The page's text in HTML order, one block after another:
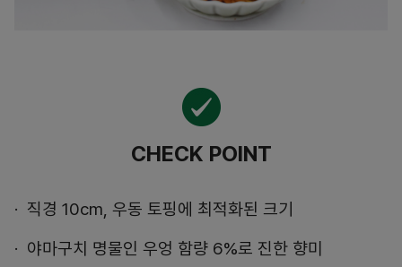
CHECK POINT
직경 10cm, 우동 토핑에 최적화된 크기
야마구치 명물인 우엉 함량 6%로 진한 향미